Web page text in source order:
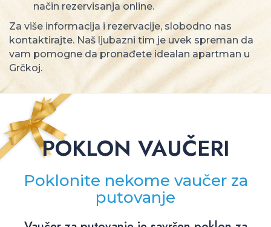
način rezervisanja online.
Za više informacija i rezervacije, slobodno nas
kontaktirajte. Naš ljubazni tim je uvek spreman da
vam pomogne da pronađete idealan apartman u
Grčkoj.
POKLON VAUČERI
Poklonite nekome vaučer za
putovanje